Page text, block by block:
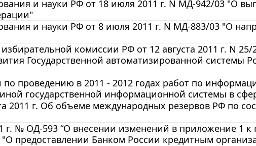
и науки РФ от 18 июля 2011 г. N МД-942/03 "О
и науки РФ от 8 июля 2011 г. N МД-883/03 "О
комиссии РФ от 12 августа 2011 г. N
Государственной автоматизированной системы
проведению в 2011 - 2012 годах работ по
государственной информационной системы в
2011 г. Об объеме международных резервов РФ по
г. № ОД-593 “О внесении изменений в приложение 1 к
предоставлении Банком России кредитным